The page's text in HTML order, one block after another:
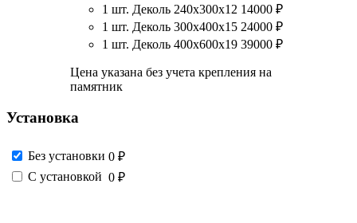
1 шт. Деколь 240х300х12 14000 ₽
1 шт. Деколь 300х400х15 24000 ₽
1 шт. Деколь 400х600х19 39000 ₽
Цена указана без учета крепления на
памятник
Установка
Без установки 0 ₽
С установкой 0 ₽